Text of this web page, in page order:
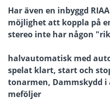
Har även en inbyggd
möjlighet att koppla på
stereo inte har någon
halvautomatisk med
spelat klart, start och
tonarmen, Dammskydd
meföljer